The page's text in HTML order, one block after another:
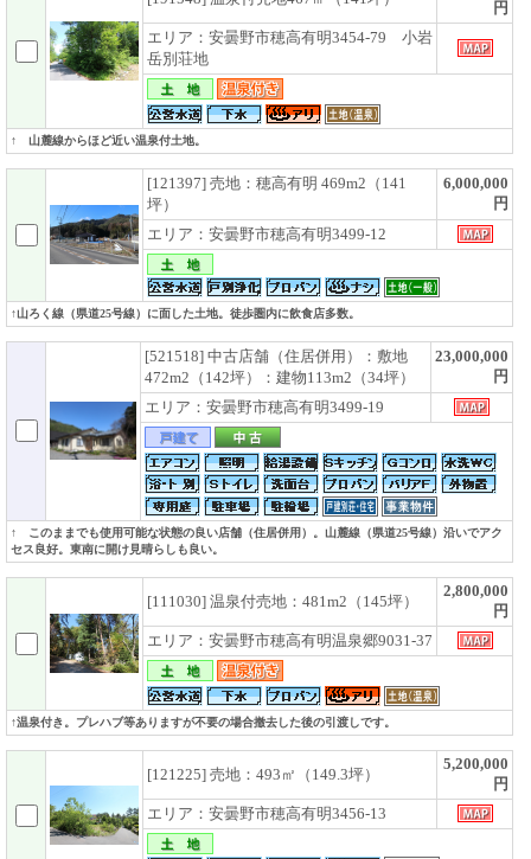
円
エリア：安曇野市穂高有明3454-79 小岩
岳別荘地
↑ 山麓線からほど近い温泉付土地。
[121397] 売地：穂高有明 469m2（141
坪）
6,000,000
円
エリア：安曇野市穂高有明3499-12
↑山ろく線（県道25号線）に面した土地。徒歩圏内に飲食店多数。
[521518] 中古店舗（住居併用）：敷地
472m2（142坪）：建物113m2（34坪）
23,000,000
円
エリア：安曇野市穂高有明3499-19
↑ このままでも使用可能な状態の良い店舗（住居併用）。山麓線（県道25号線）沿いでアク
セス良好。東南に開け見晴らしも良い。
[111030] 温泉付売地：481m2（145坪）
2,800,000
円
エリア：安曇野市穂高有明温泉郷9031-37
↑温泉付き。プレハブ等ありますが不要の場合撤去した後の引渡しです。
[121225] 売地：493㎡（149.3坪）
5,200,000
円
エリア：安曇野市穂高有明3456-13